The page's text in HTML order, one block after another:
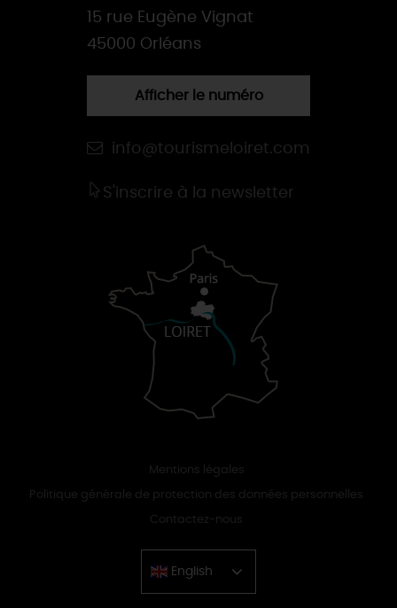
15 rue Eugène Vignat
45000 Orléans
Afficher le numéro
info@tourismeloiret.com
S'inscrire à la newsletter
Mentions légales
Politique générale de protection des données personnelles
Contactez-nous
English
Chinese